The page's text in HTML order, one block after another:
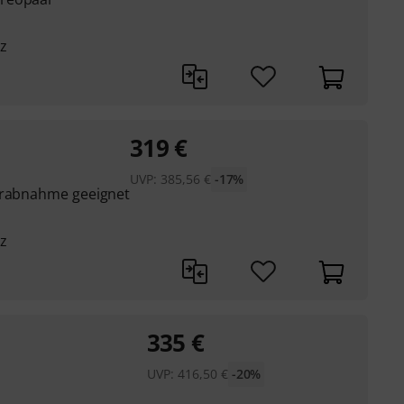
geeignet
319€
UVP: 385,56 € -17%
335 €
UVP:416,50 € -20%